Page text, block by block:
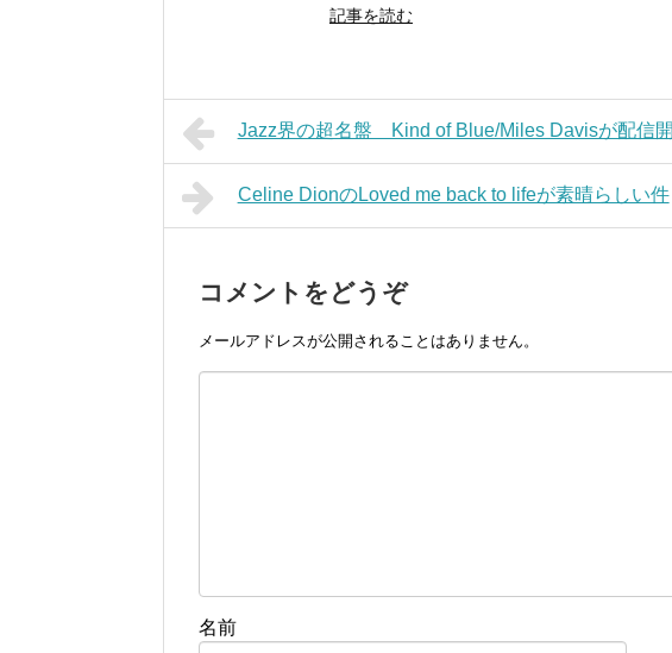
記事を読む
Jazz界の超名盤 Kind of Blue/Miles Davisが配信
Celine DionのLoved me back to lifeが素晴らしい件
コメントをどうぞ
メールアドレスが公開されることはありません。
名前